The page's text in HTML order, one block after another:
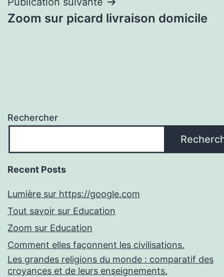
Zoom sur picard livraison domicile
Rechercher
Recent Posts
Lumière sur https://google.com
Tout savoir sur Education
Zoom sur Education
Comment elles façonnent les civilisations.
Les grandes religions du monde : comparatif des
croyances et de leurs enseignements.